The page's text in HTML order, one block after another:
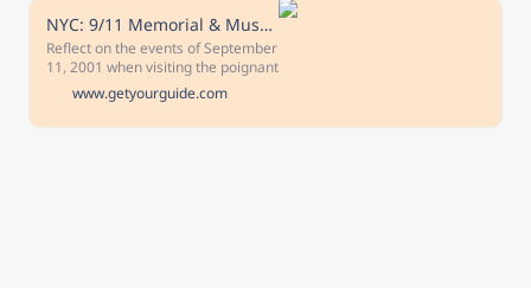
Brooklyn Bridge and over to Ellis
Island.
NYC: 9/11 Memorial & Museum Timed-Entry Ticket
Reflect on the events of September
11, 2001 when visiting the poignant
9/11 Memorial & Museum. Listen
to personal stories of
remembrance & resilience
www.getyourguide.com